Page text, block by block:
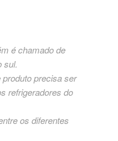
é chamado de
sul.
precisa ser
refrigeradores do
os diferentes